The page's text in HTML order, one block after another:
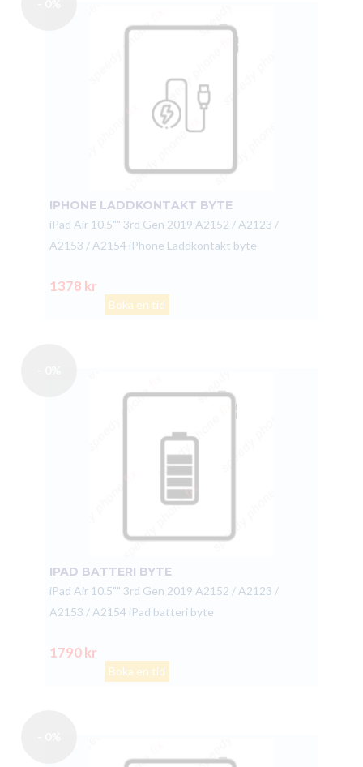
IPHONE LADDKONTAKT BYTE
iPad Air 10.5"" 3rd Gen 2019 A2152 / A2123 /
A2153 / A2154 iPhone Laddkontakt byte
1378 kr
Boka en tid
IPAD BATTERI BYTE
iPad Air 10.5"" 3rd Gen 2019 A2152 / A2123 /
A2153 / A2154 iPad batteri byte
1790 kr
Boka en tid